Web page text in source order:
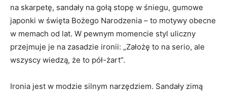
na skarpetę, sandały na gołą stopę w śniegu, gumowe
japonki w święta Bożego Narodzenia – to motywy obecne
w memach od lat. W pewnym momencie styl uliczny
przejmuje je na zasadzie ironii: „Założę to na serio, ale
wszyscy wiedzą, że to pół-żart”.
Ironia jest w modzie silnym narzędziem. Sandały zimą